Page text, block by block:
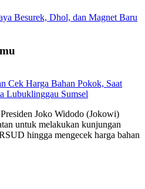
Besurek, Dhol, dan Magnet Baru
Cek Harga Bahan Pokok, Saat
Lubuklinggau Sumsel
Joko Widodo (Jokowi)
untuk melakukan kunjungan
hingga mengecek harga bahan